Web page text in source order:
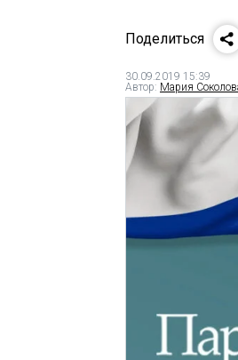
Поделиться
30.09.2019 15:39
Автор: Мария